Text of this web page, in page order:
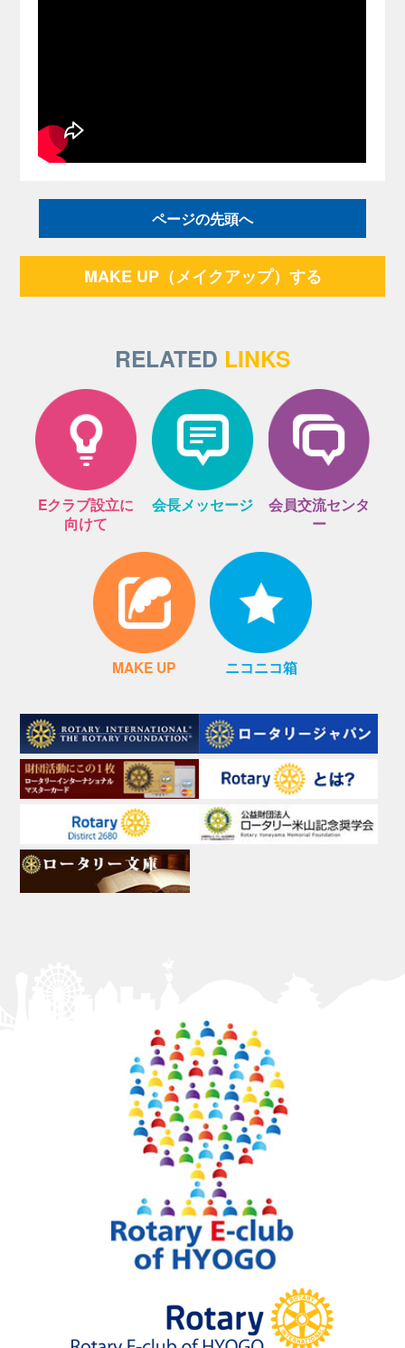
ページの先頭へ
MAKE UP（メイクアップ）する
RELATED LINKS
Eクラブ設立に
向けて
会長メッセージ
会員交流センタ
ー
MAKE UP ニコニコ箱